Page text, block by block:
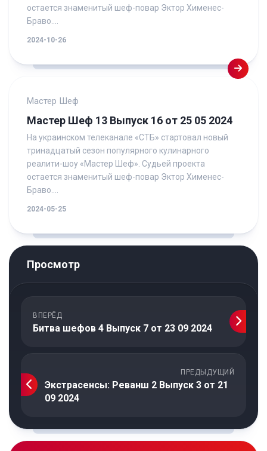
остается знаменитый шеф-повар Эктор Хименес-
Браво....
2024-10-26
Мастер Шеф
Мастер Шеф 13 Выпуск 16 от 25 05 2024
На украинском телеканале «СТБ» стартовал новый
тринадцатый сезон популярного кулинарного
реалити-шоу «Мастер Шеф». Судьей проекта
остается знаменитый шеф-повар Эктор Хименес-
Браво....
2024-05-25
Просмотр
ВПЕРЁД
Битва шефов 4 Выпуск 7 от 23 09 2024
ПРЕДЫДУЩИЙ
Экстрасенсы: Реванш 2 Выпуск 3 от 21
09 2024